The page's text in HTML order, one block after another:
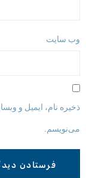
سایت
نام، ایمیل و